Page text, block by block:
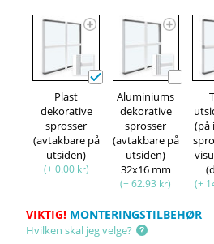
Plast
dekorative
sprosser
(avtakbare på
utsiden)
(+ 0.00 kr)
Aluminiums
dekorative
sprosser
(avtakbare på
utsiden)
32x16 mm
(+ 62.93 kr)
(på
(+
VIKTIG! MONTERINGSTILBEHØR
Hvilken skal jeg velge?